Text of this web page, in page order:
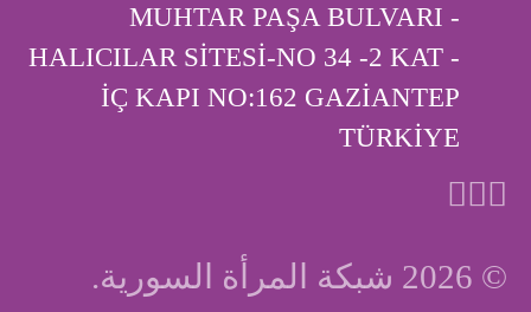
MUHTAR PAŞA BULVARI -
HALICILAR SİTESİ-NO 34 -2 KAT -
İÇ KAPI ‎NO:162 GAZİANTEP
TÜRKİYE
© 2026 شبكة المرأة السورية.